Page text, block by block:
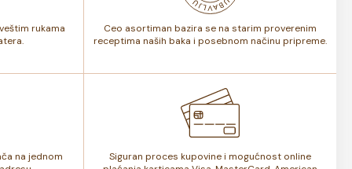
rukama
Ceo asortiman bazira se na starim proverenim
receptima naših baka i posebnom načinu pripreme.
na jednom
Siguran proces kupovine i mogućnost online